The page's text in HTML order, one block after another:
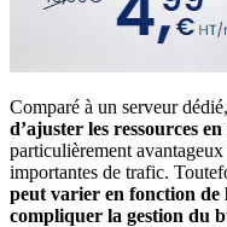
Comparé à un serveur dédié,
d’ajuster les ressources
particulièrement
importantes de trafic.
peut varier en fonction de
compliquer la gestion du